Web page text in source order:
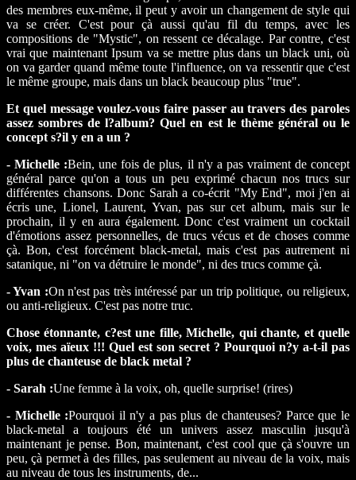
des membres eux-même, il peut y avoir un changement de style qui
va se créer. C'est pour çà aussi qu'au fil du temps, avec les
compositions de "Mystic", on ressent ce décalage. Par contre, c'est
vrai que maintenant Ipsum va se mettre plus dans un black uni, où
on va garder quand même toute l'influence, on va ressentir que c'est
le même groupe, mais dans un black beaucoup plus "true".
Et quel message voulez-vous faire passer au travers des paroles
assez sombres de l?album? Quel en est le thème général ou le
concept s?il y en a un ?
- Michelle :Bein, une fois de plus, il n'y a pas vraiment de concept
général parce qu'on a tous un peu exprimé chacun nos trucs sur
différentes chansons. Donc Sarah a co-écrit "My End", moi j'en ai
écris une, Lionel, Laurent, Yvan, pas sur cet album, mais sur le
prochain, il y en aura également. Donc c'est vraiment un cocktail
d'émotions assez personnelles, de trucs vécus et de choses comme
çà. Bon, c'est forcément black-metal, mais c'est pas autrement ni
satanique, ni "on va détruire le monde", ni des trucs comme çà.
- Yvan :On n'est pas très intéressé par un trip politique, ou religieux,
ou anti-religieux. C'est pas notre truc.
Chose étonnante, c?est une fille, Michelle, qui chante, et quelle
voix, mes aïeux !!! Quel est son secret ? Pourquoi n?y a-t-il pas
plus de chanteuse de black metal ?
- Sarah :Une femme à la voix, oh, quelle surprise! (rires)
- Michelle :Pourquoi il n'y a pas plus de chanteuses? Parce que le
black-metal a toujours été un univers assez masculin jusqu'à
maintenant je pense. Bon, maintenant, c'est cool que çà s'ouvre un
peu, çà permet à des filles, pas seulement au niveau de la voix, mais
au niveau de tous les instruments, de...